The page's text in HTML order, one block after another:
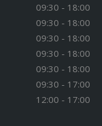
09:30 - 18:00
09:30 - 18:00
09:30 - 18:00
09:30 - 18:00
09:30 - 18:00
09:30 - 17:00
12:00 - 17:00